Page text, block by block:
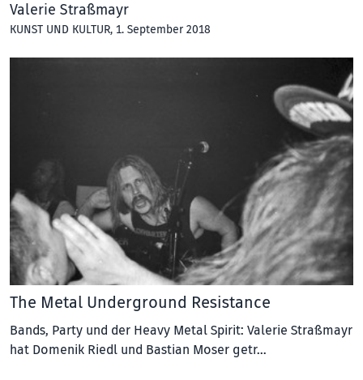
Valerie Straßmayr
KUNST UND KULTUR, 1. September 2018
The Metal Underground Resistance
Bands, Party und der Heavy Metal Spirit: Valerie Straßmayr
hat Domenik Riedl und Bastian Moser getr…